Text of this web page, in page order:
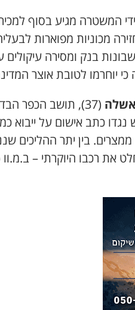
המשטרה מגיע בסוף
מכוניות מפוארות
בנק ומסירה עיקולים
יוחרמו לטובת אוצר
(37), תושב הכפר
כתב אישום על ייבוא
בין יתר ההליכים